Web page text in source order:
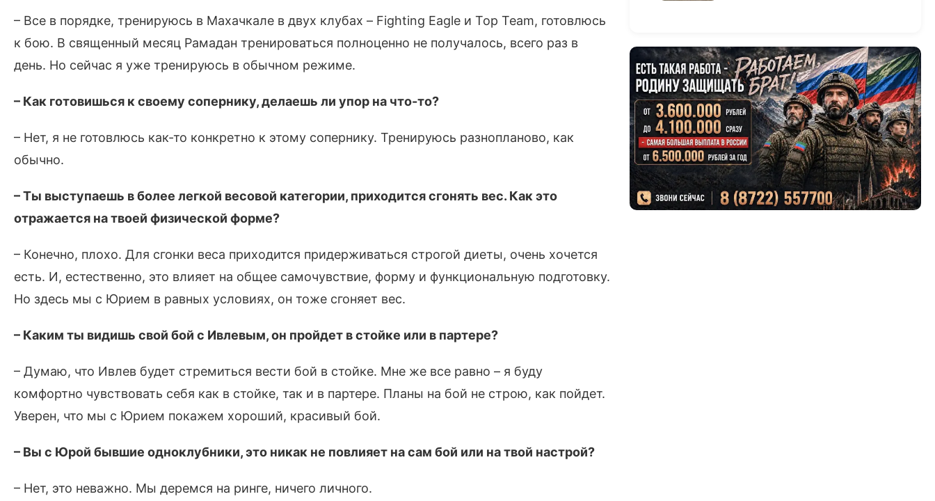
– Все в порядке, тренируюсь в Махачкале в двух клубах – Fighting Eagle и Top Team, готовлюсь
к бою. В священный месяц Рамадан тренироваться полноценно не получалось, всего раз в
день. Но сейчас я уже тренируюсь в обычном режиме.
– Как готовишься к своему сопернику, делаешь ли упор на что-то?
– Нет, я не готовлюсь как-то конкретно к этому сопернику. Тренируюсь разнопланово, как
обычно.
– Ты выступаешь в более легкой весовой категории, приходится сгонять вес. Как это
отражается на твоей физической форме?
– Конечно, плохо. Для сгонки веса приходится придерживаться строгой диеты, очень хочется
есть. И, естественно, это влияет на общее самочувствие, форму и функциональную подготовку.
Но здесь мы с Юрием в равных условиях, он тоже сгоняет вес.
– Каким ты видишь свой бой с Ивлевым, он пройдет в стойке или в партере?
– Думаю, что Ивлев будет стремиться вести бой в стойке. Мне же все равно – я буду
комфортно чувствовать себя как в стойке, так и в партере. Планы на бой не строю, как пойдет.
Уверен, что мы с Юрием покажем хороший, красивый бой.
– Вы с Юрой бывшие одноклубники, это никак не повлияет на сам бой или на твой настрой?
– Нет, это неважно. Мы деремся на ринге, ничего личного.